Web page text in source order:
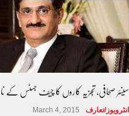
سینئر صحافی، تجزیہ کاروں کا چیف جسٹس کے
انٹرویوز/تعارف March 4, 2015